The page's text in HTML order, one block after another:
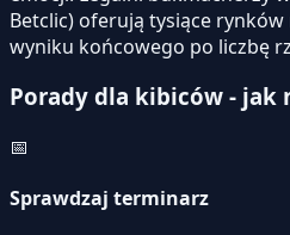
Betclic) oferują tysiące rynków
wyniku końcowego po liczbę
Porady dla kibiców - jak
📅
Sprawdzaj terminarz